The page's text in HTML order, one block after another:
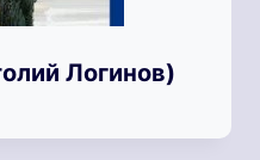
Логинов)